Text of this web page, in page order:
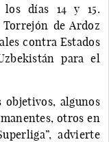
días 14 y 15.
de Ardoz
contra Estados
para el
objetivos, algunos
otros en
advierte